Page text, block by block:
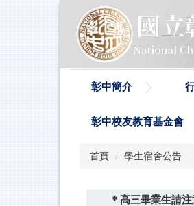
彰中簡介
彰中校友教育基金會
首頁 學生宿舍公告
＊高三畢業生請